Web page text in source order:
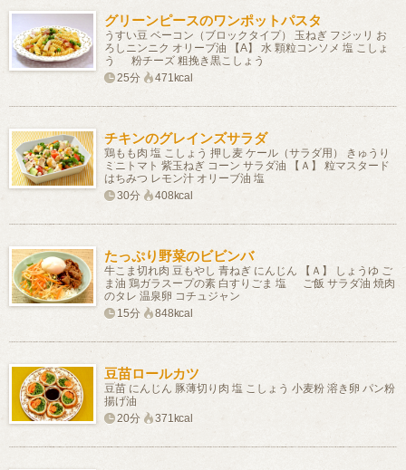
グリーンピースのワンポットパスタ
うすい豆 ベーコン（ブロックタイプ） 玉ねぎ フジッリ お
ろしニンニク オリーブ油 【A】 水 顆粒コンソメ 塩 こしょ
う 粉チーズ 粗挽き黒こしょう
25分
471kcal
チキンのグレインズサラダ
鶏もも肉 塩 こしょう 押し麦 ケール（サラダ用） きゅうり
ミニトマト 紫玉ねぎ コーン サラダ油 【Ａ】 粒マスタード
はちみつ レモン汁 オリーブ油 塩
30分
408kcal
たっぷり野菜のビビンバ
牛こま切れ肉 豆もやし 青ねぎ にんじん 【Ａ】 しょうゆ ご
ま油 鶏ガラスープの素 白すりごま 塩 ご飯 サラダ油 焼肉
のタレ 温泉卵 コチュジャン
15分
848kcal
豆苗ロールカツ
豆苗 にんじん 豚薄切り肉 塩 こしょう 小麦粉 溶き卵 パン粉
揚げ油
20分
371kcal